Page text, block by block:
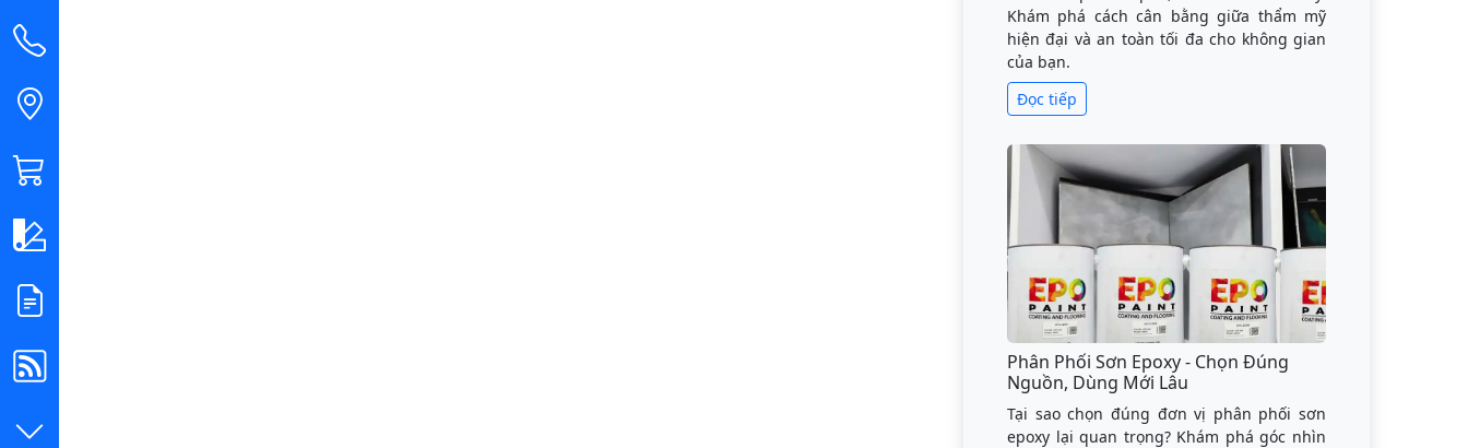
Khám phá cách cân bằng giữa thẩm mỹ
hiện đại và an toàn tối đa cho không gian
của bạn.
Đọc tiếp
Phân Phối Sơn Epoxy - Chọn Đúng
Nguồn, Dùng Mới Lâu
Tại sao chọn đúng đơn vị phân phối sơn
epoxy lại quan trọng? Khám phá góc nhìn